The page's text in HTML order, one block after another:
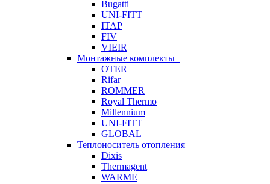
Bugatti
UNI-FITT
ITAP
FIV
VIEIR
Монтажные комплекты
OTER
Rifar
ROMMER
Royal Thermo
Millennium
UNI-FITT
GLOBAL
Теплоноситель отопления
Dixis
Thermagent
WARME